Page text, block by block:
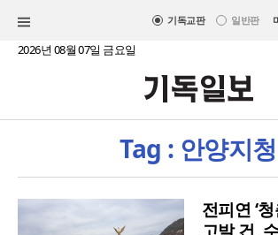
기독교판 일반판
2026년 08월 07일 금요일
Tag : 안양지청
전피연 ‘